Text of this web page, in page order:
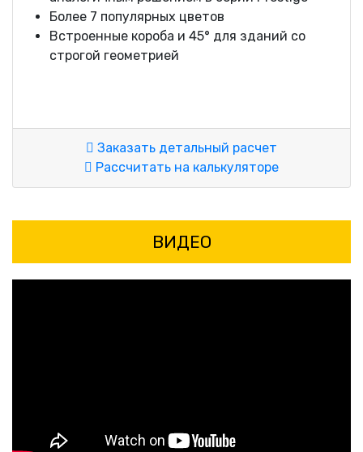
Более 7 популярных цветов
Встроенные короба и 45° для зданий со
строгой геометрией
Заказать детальный расчет
Рассчитать на калькуляторе
ВИДЕО